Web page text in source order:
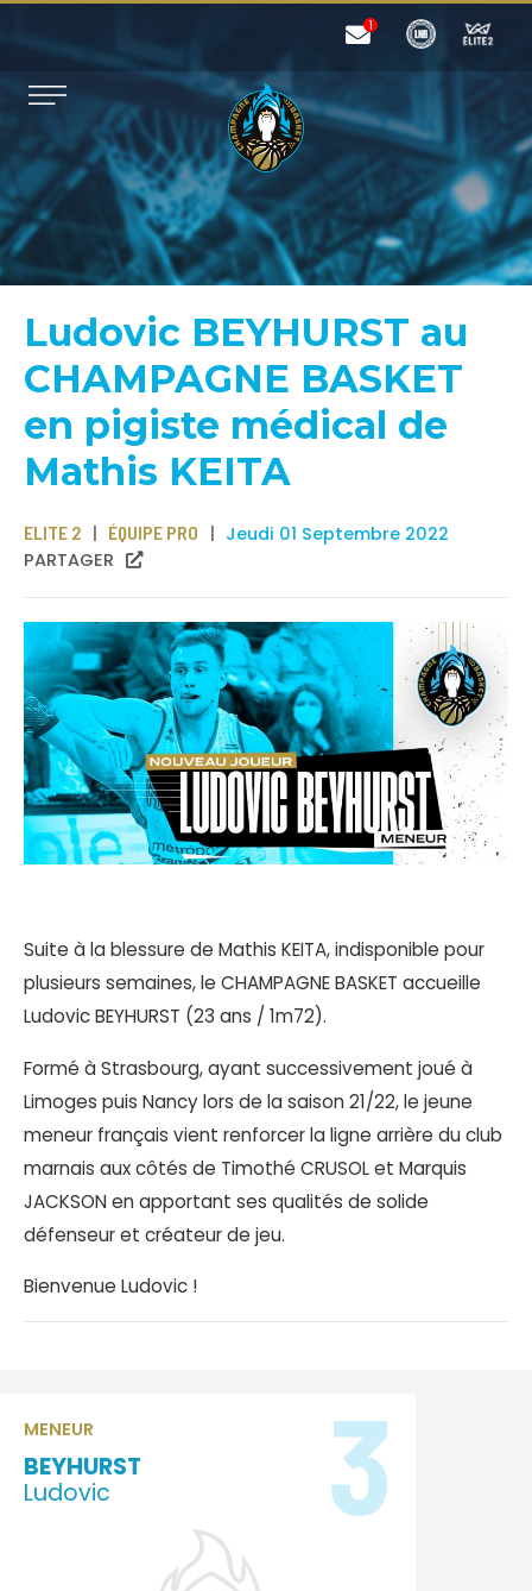
Ludovic BEYHURST au
CHAMPAGNE BASKET
en pigiste médical de
Mathis KEITA
ELITE 2 ÉQUIPE PRO
Jeudi 01 Septembre 2022
PARTAGER
Suite à la blessure de Mathis KEITA, indisponible pour
plusieurs semaines, le CHAMPAGNE BASKET accueille
Ludovic BEYHURST (23 ans / 1m72).
Formé à Strasbourg, ayant successivement joué à
Limoges puis Nancy lors de la saison 21/22, le jeune
meneur français vient renforcer la ligne arrière du club
marnais aux côtés de Timothé CRUSOL et Marquis
JACKSON en apportant ses qualités de solide
défenseur et créateur de jeu.
Bienvenue Ludovic !
MENEUR
BEYHURST
Ludovic
3